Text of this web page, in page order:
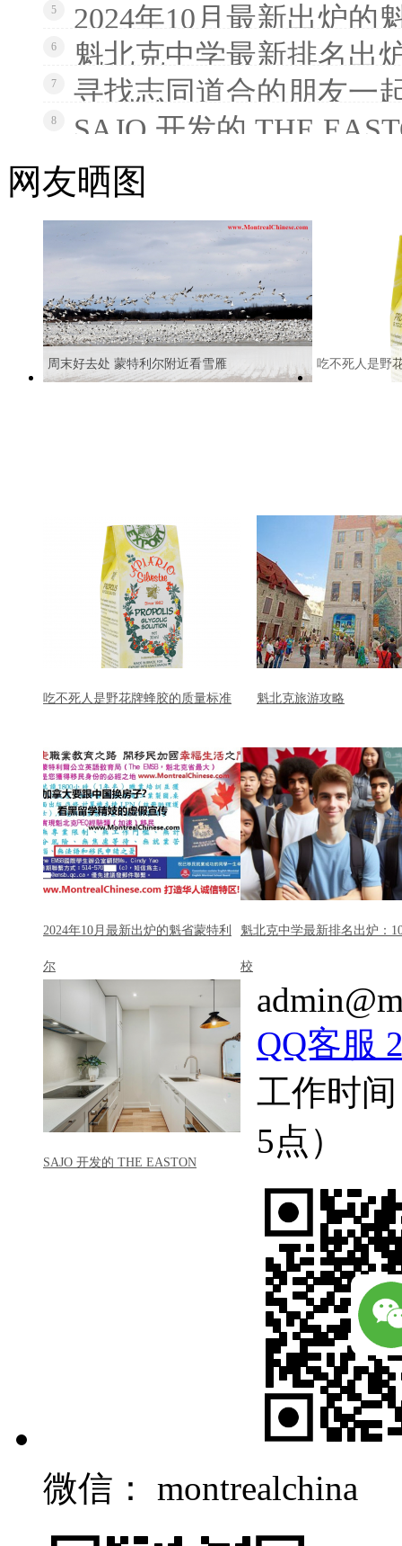
5 2024年10月最新出炉的
6 魁北克中学最新排名出
7 寻找志同道合的朋友一
8 SAJO 开发的 THE
网友晒图
周末好去处 蒙特利尔附近看雪雁 吃不死人是野
吃不死人是野花牌蜂胶的质量标准 魁北克旅游攻略
2024年10月最新出炉的魁省蒙特利
尔
魁北克中学最新排名出炉：
校
SAJO 开发的 THE EASTON
QQ客服
工作时
5点）
微信： montrealchina